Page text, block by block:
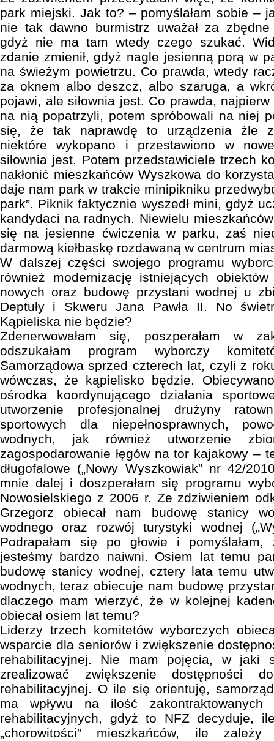
park miejski. Jak to? – pomyślałam sobie –
nie tak dawno burmistrz uważał za
gdyż nie ma tam wtedy czego szukać.
zdanie zmienił, gdyż nagle jesienną porą w
na świeżym powietrzu. Co prawda, wtedy
za oknem albo deszcz, albo szaruga, a
pojawi, ale siłownia jest. Co prawda,
na nią popatrzyli, potem spróbowali na niej
się, że tak naprawdę to urządzenia źle
niektóre wykopano i przestawiono w
siłownia jest. Potem przedstawiciele trzech
nakłonić mieszkańców Wyszkowa do
daje nam park w trakcie minipikniku
park”. Piknik faktycznie wyszedł mini, gdyż
kandydaci na radnych. Niewielu
się na jesienne ćwiczenia w parku, zaś
darmową kiełbaskę rozdawaną w centrum
W dalszej części swojego programu
również modernizację istniejących
nowych oraz budowę przystani wodnej u
Deptuły i Skweru Jana Pawła II. No
Kąpieliska nie będzie?
Zdenerwowałam się, poszperałam w
odszukałam program wyborczy
Samorządowa sprzed czterech lat, czyli z
wówczas, że kąpielisko będzie.
ośrodka koordynującego działania
utworzenie profesjonalnej drużyny
sportowych dla niepełnosprawnych,
wodnych, jak również utworzenie
zagospodarowanie łęgów na tor kajakowy –
długofalowe („Nowy Wyszkowiak” nr 42/
mnie dalej i doszperałam się programu
Nowosielskiego z 2006 r. Ze zdziwieniem
Grzegorz obiecał nam budowę stanicy
wodnego oraz rozwój turystyki wodnej
Podrapałam się po głowie i
jesteśmy bardzo naiwni. Osiem lat temu
budowę stanicy wodnej, cztery lata temu
wodnych, teraz obiecuje nam budowę
dlaczego mam wierzyć, że w kolejnej
obiecał osiem lat temu?
Liderzy trzech komitetów wyborczych
wsparcie dla seniorów i zwiększenie
rehabilitacyjnej. Nie mam pojęcia, w jaki
zrealizować zwiększenie dostępności
rehabilitacyjnej. O ile się orientuję,
ma wpływu na ilość zakontraktowanych
rehabilitacyjnych, gdyż to NFZ decyduje,
„chorowitości” mieszkańców, ile